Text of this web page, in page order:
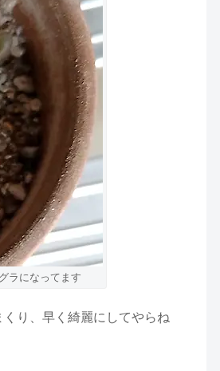
ラになってます
り、早く綺麗にしてやらね